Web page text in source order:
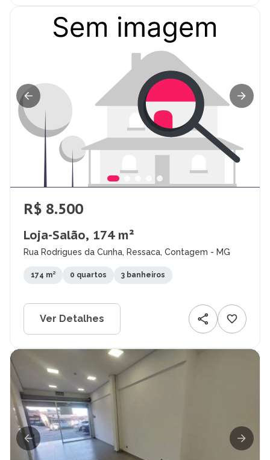
R$ 8.500
Loja-Salão, 174 m²
Rua Rodrigues da Cunha, Ressaca, Contagem - MG
174 m² 0 quartos 3 banheiros
Ver Detalhes